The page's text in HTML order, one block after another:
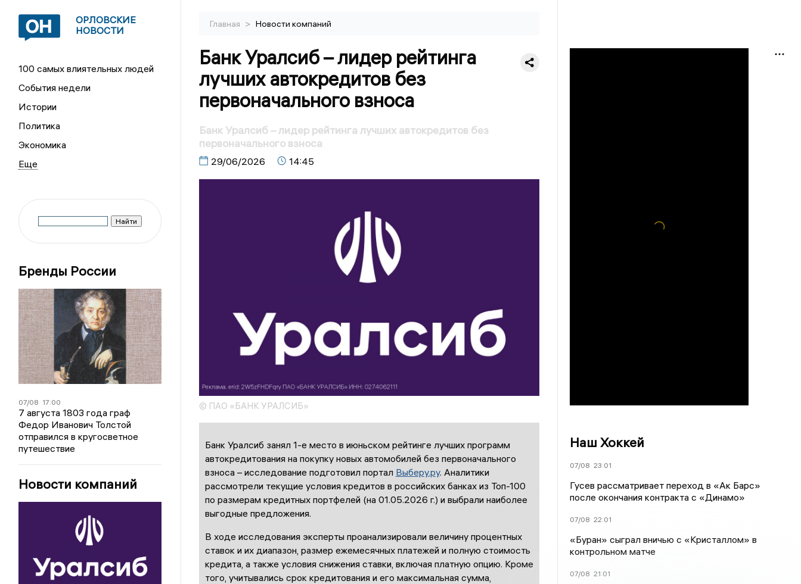
ОРЛОВСКИЕ
НОВОСТИ
100 самых влиятельных людей
События недели
Истории
Политика
Экономика
Бренды России
07/08 17:00
7 августа 1803 года граф
Федор Иванович Толстой
отправился в кругосветное
путешествие
Новости компаний
Главная > Новости компаний
Банк Уралсиб – лидер рейтинга
лучших автокредитов без
первоначального взноса
Банк Уралсиб – лидер рейтинга лучших автокредитов без
первоначального взноса
29/06/2026 14:45
© ПАО «БАНК УРАЛСИБ»
Банк Уралсиб занял 1-е место в июньском рейтинге лучших программ
автокредитования на покупку новых автомобилей без первоначального
взноса – исследование подготовил портал Выберу.ру. Аналитики
рассмотрели текущие условия кредитов в российских банках из Топ-100
по размерам кредитных портфелей (на 01.05.2026 г.) и выбрали наиболее
выгодные предложения.
В ходе исследования эксперты проанализировали величину процентных
ставок и их диапазон, размер ежемесячных платежей и полную стоимость
кредита, а также условия снижения ставки, включая платную опцию. Кроме
того, учитывались срок кредитования и его максимальная сумма,
Наш Хоккей
07/08 23:01
Гусев рассматривает переход в «Ак Барс»
после окончания контракта с «Динамо»
07/08 22:01
«Буран» сыграл вничью с «Кристаллом» в
контрольном матче
07/08 21:01